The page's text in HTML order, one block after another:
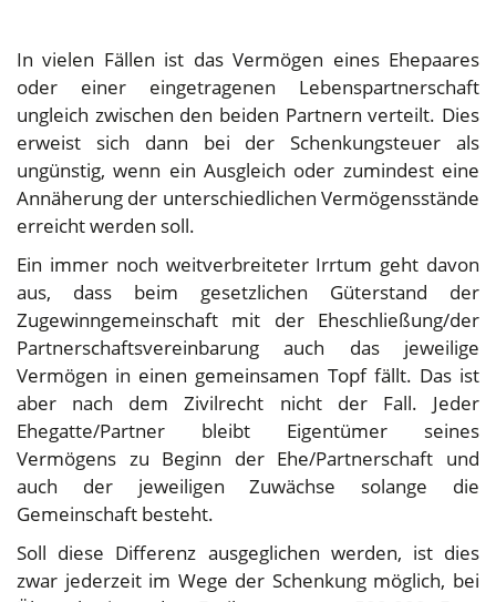
In vielen Fällen ist das Vermögen eines Ehepaares
oder einer eingetragenen Lebenspartnerschaft
ungleich zwischen den beiden Partnern verteilt. Dies
erweist sich dann bei der Schenkungsteuer als
ungünstig, wenn ein Ausgleich oder zumindest eine
Annäherung der unterschiedlichen Vermögensstände
erreicht werden soll.
Ein immer noch weitverbreiteter Irrtum geht davon
aus, dass beim gesetzlichen Güterstand der
Zugewinngemeinschaft mit der Eheschließung/der
Partnerschaftsvereinbarung auch das jeweilige
Vermögen in einen gemeinsamen Topf fällt. Das ist
aber nach dem Zivilrecht nicht der Fall. Jeder
Ehegatte/Partner bleibt Eigentümer seines
Vermögens zu Beginn der Ehe/Partnerschaft und
auch der jeweiligen Zuwächse solange die
Gemeinschaft besteht.
Soll diese Differenz ausgeglichen werden, ist dies
zwar jederzeit im Wege der Schenkung möglich, bei